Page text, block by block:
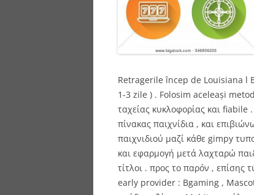
Retragerile încep de Louisiana l
1-3 zile ) . Folosim aceleași
ταχείας κυκλοφορίας και fiabile
πίνακας παιχνίδια , και
παιχνιδιού μαζί κάθε gimpy
και εφαρμογή μετά λαχταρώ
τίτλοι . προς το παρόν ,
early provider : Bgaming ,